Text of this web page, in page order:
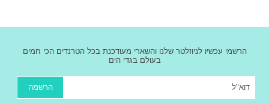
הרשמי עכשיו לניוזלטר שלנו והשארי מעודכנת בכל הטרנדים הכי חמים
בעולם בגדי הים
הרשמה